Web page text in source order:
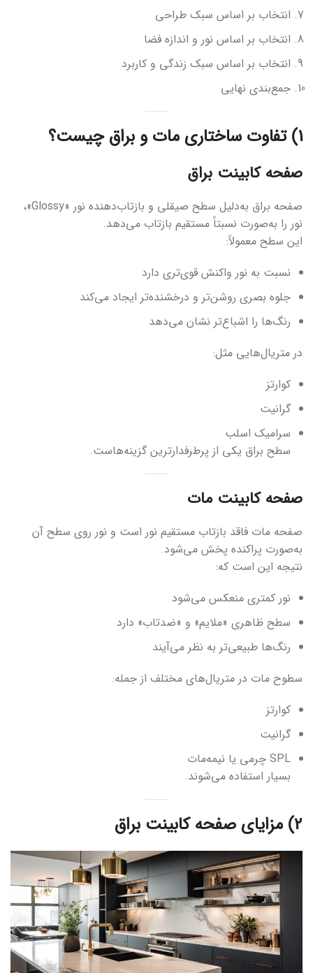
انتخاب بر اساس سبک طراحی
انتخاب بر اساس نور و اندازه فضا
انتخاب بر اساس سبک زندگی و کاربرد
جمع‌بندی نهایی
1) تفاوت ساختاری مات و براق چیست؟
صفحه کابینت براق
صفحه براق به‌دلیل سطح صیقلی و بازتاب‌دهنده نور «Glossy»،
نور را به‌صورت نسبتاً مستقیم بازتاب می‌دهد.
این سطح معمولاً:
نسبت به نور واکنش قوی‌تری دارد
جلوه بصری روشن‌تر و درخشنده‌تر ایجاد می‌کند
رنگ‌ها را اشباع‌تر نشان می‌دهد
در متریال‌هایی مثل:
کوارتز
گرانیت
سرامیک اسلب
سطح براق یکی از پرطرفدارترین گزینه‌هاست.
صفحه کابینت مات
صفحه مات فاقد بازتاب مستقیم نور است و نور روی سطح آن
به‌صورت پراکنده پخش می‌شود.
نتیجه این است که:
نور کمتری منعکس می‌شود
سطح ظاهری «ملایم» و «ضدتاب» دارد
رنگ‌ها طبیعی‌تر به نظر می‌آیند
سطوح مات در متریال‌های مختلف از جمله:
کوارتز
گرانیت
SPL چرمی یا نیمه‌مات
بسیار استفاده می‌شوند.
2) مزایای صفحه کابینت براق